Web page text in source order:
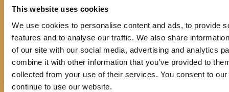
This website uses cookies
We use cookies to personalise content and ads, to provide
features and to analyse our traffic. We also share
of our site with our social media, advertising and analytics
combine it with other information that you’ve provided to
collected from your use of their services. You consent to
continue to use our website.
staračkog domau Makarskoj"-
poshumno Tihorad Mijo Bartulović
July 20, 2026 0
Javni natječaj za imenovanje